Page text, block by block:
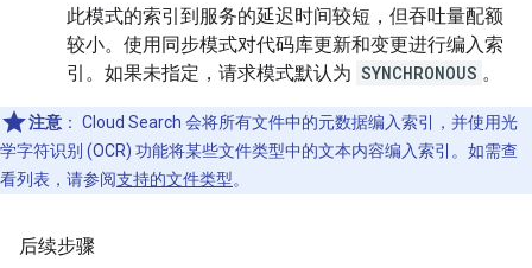
此模式的索引到服务的延迟时间较短，但吞吐量配额
较小。使用同步模式对代码库更新和变更进行编入索
引。如果未指定，请求模式默认为 SYNCHRONOUS 。
注意 ： Cloud Search 会将所有文件中的元数据编入索引，并使用光
学字符识别 (OCR) 功能将某些文件类型中的文本内容编入索引。如需查
看列表，请参阅支持的文件类型。
后续步骤